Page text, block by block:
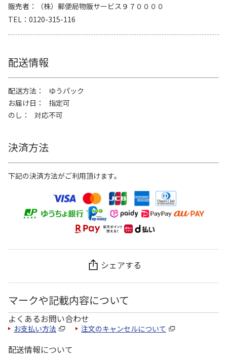
販売者
（株）郵便局物販サービス９７００００
TEL
0120-315-116
配送情報
配送方法
ゆうパック
お届け日
指定可
のし
対応不可
決済方法
下記の決済方法がご利用頂けます。
シェアする
マークや記載内容について
よくあるお問い合わせ
お支払い方法 注文のキャンセルについて
配送情報について